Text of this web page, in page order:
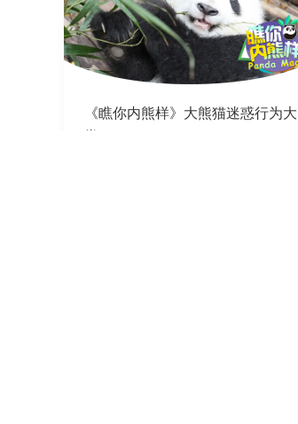
《瞧你内熊样》大熊猫迷惑行为大